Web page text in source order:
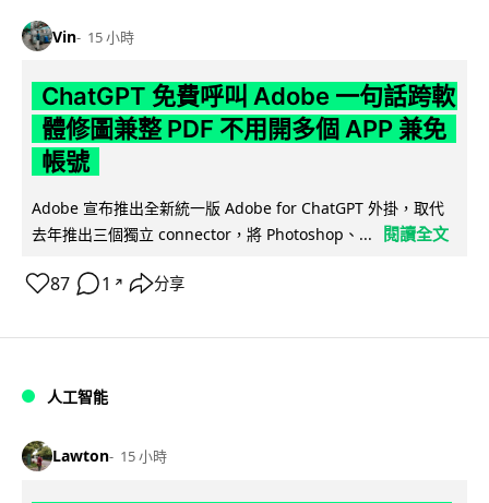
Vin 15 小時
ChatGPT 免費呼叫 Adobe 一句話跨軟
體修圖兼整 PDF 不用開多個 APP 兼免
帳號
Adobe 宣布推出全新統一版 Adobe for ChatGPT 外掛，取代
去年推出三個獨立 connector，將 Photoshop、...
閱讀全文
87 1 ↗ 分享
人工智能
Lawton 15 小時